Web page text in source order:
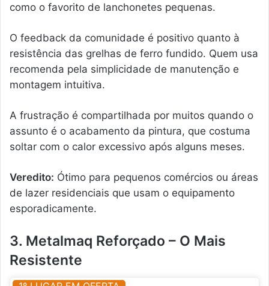
como o favorito de lanchonetes pequenas.
O feedback da comunidade é positivo quanto à
resistência das grelhas de ferro fundido. Quem usa
recomenda pela simplicidade de manutenção e
montagem intuitiva.
A frustração é compartilhada por muitos quando o
assunto é o acabamento da pintura, que costuma
soltar com o calor excessivo após alguns meses.
Veredito: Ótimo para pequenos comércios ou áreas
de lazer residenciais que usam o equipamento
esporadicamente.
3. Metalmaq Reforçado – O Mais
Resistente